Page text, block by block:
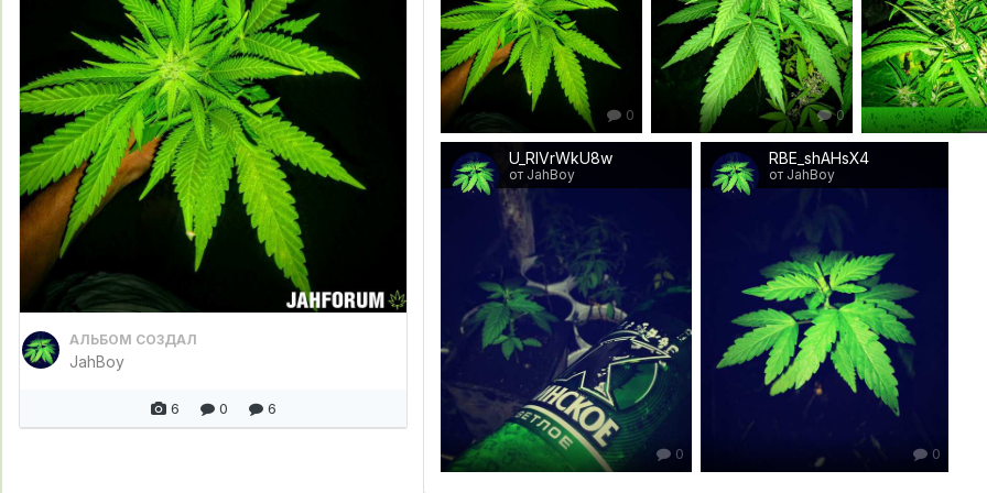
АЛЬБОМ СОЗДАЛ
JahBoy
6 0 6
0 0
U_RIVrWkU8w
от JahBoy
0
RBE_shAHsX4
от JahBoy
0